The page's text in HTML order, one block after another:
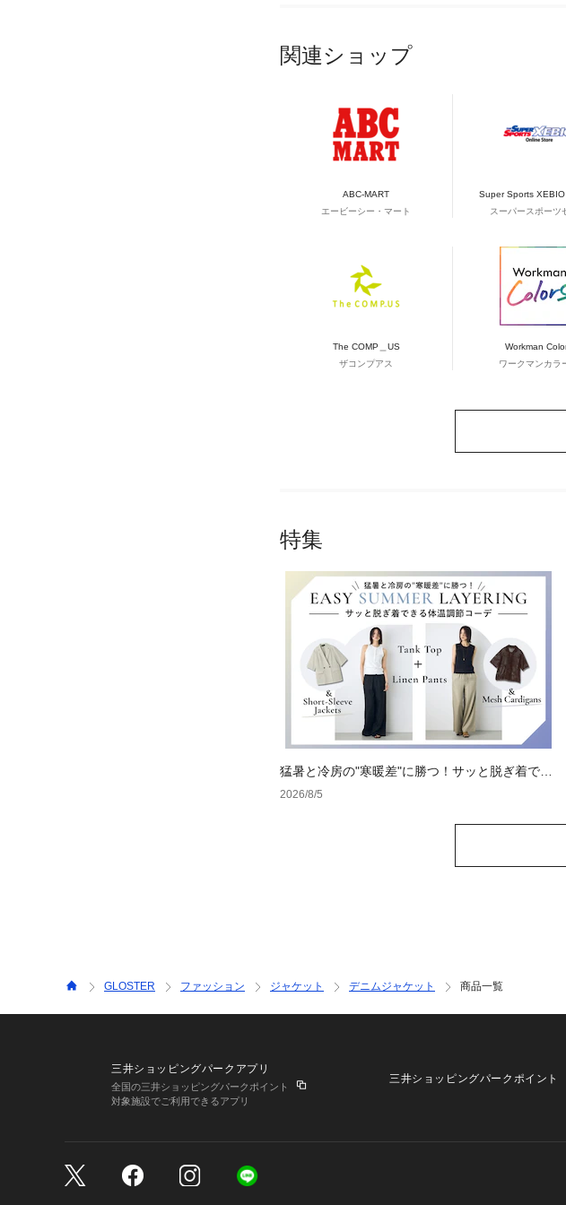
関連ショップ
ABC-MART
エービーシー・マート
Super Sports XEBIO
スーパースポーツ
The COMP＿US
ザコンプアス
Workman
ワークマンカラ
特集
猛暑と冷房の"寒暖差"に勝つ！サッと脱ぎ着でき
る体温調節コーデ
2026/8/5
GLOSTER ファッション ジャケット デニムジャケット 商品一覧
三井ショッピングパークアプリ
全国の三井ショッピングパークポイント
対象施設でご利用できるアプリ
三井ショッピングパークポイント